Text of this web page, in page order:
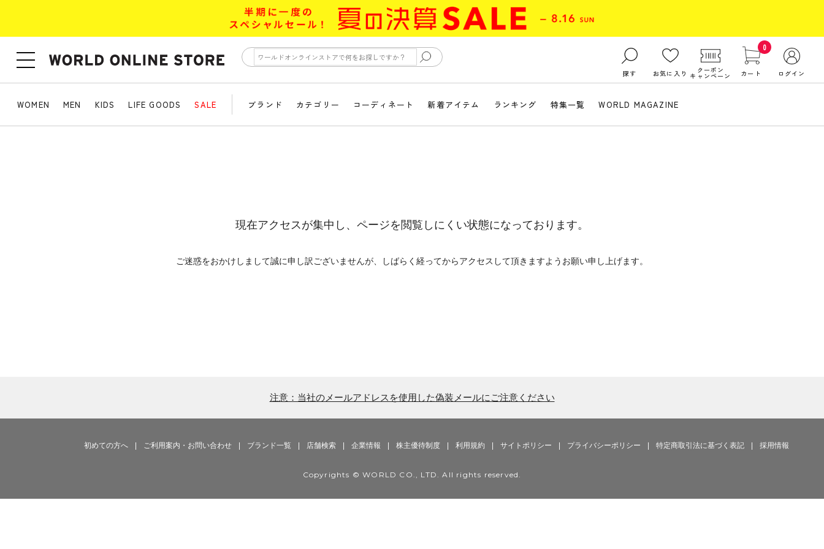
探す お気に入り クーポン
キャンペーン
0
カート ログイン
WOMEN MEN KIDS LIFE GOODS SALE ブランド カテゴリー コーディネート 新着アイテム ランキング 特集一覧 WORLD MAGAZINE
現在アクセスが集中し、ページを閲覧しにくい状態になっております。
ご迷惑をおかけしまして誠に申し訳ございませんが、しばらく経ってからアクセスして頂きますようお願い申し上げます。
注意：当社のメールアドレスを使用した偽装メールにご注意ください
初めての方へ ご利用案内・お問い合わせ ブランド一覧 店舗検索 企業情報 株主優待制度 利用規約 サイトポリシー プライバシーポリシー 特定商取引法に基づく表記 採用情報
Copyrights © WORLD CO., LTD. All rights reserved.